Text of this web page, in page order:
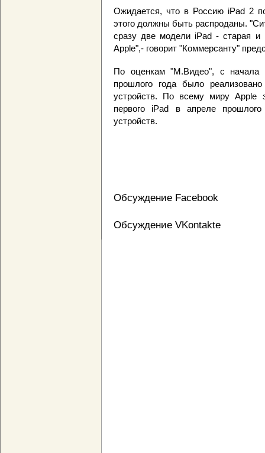
Ожидается, что в Россию iPad 2
этого должны быть распроданы.
сразу две модели iPad - старая и
Apple",- говорит "Коммерсанту"
По оценкам "М.Видео", с начала
прошлого года было
устройств. По всему миру Apple
первого iPad в апреле
устройств.
Обсуждение Facebook
Обсуждение VKontakte